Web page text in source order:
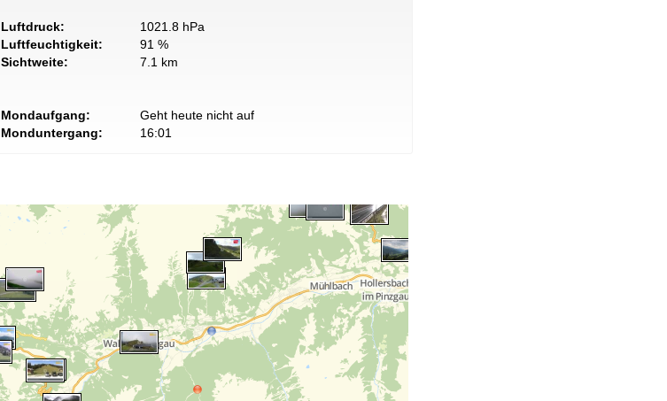
Luftdruck:
1021.8 hPa
Luftfeuchtigkeit:
91 %
Sichtweite:
7.1 km
Mondaufgang:
Geht heute nicht auf
Monduntergang:
16:01